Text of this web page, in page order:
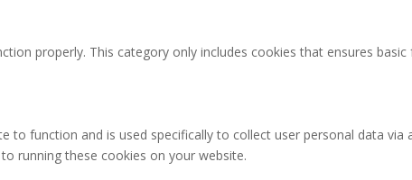
properly. This category only includes cookies that ensures
to function and is used specifically to collect user personal data
running these cookies on your website.